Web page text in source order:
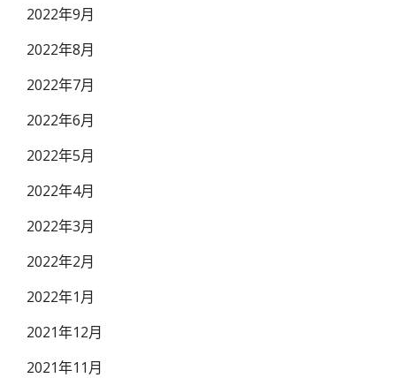
2022年9月
2022年8月
2022年7月
2022年6月
2022年5月
2022年4月
2022年3月
2022年2月
2022年1月
2021年12月
2021年11月